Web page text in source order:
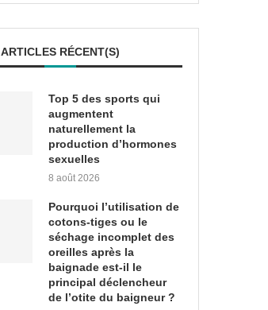
ARTICLES RÉCENT(S)
Top 5 des sports qui
augmentent
naturellement la
production d’hormones
sexuelles
8 août 2026
Pourquoi l’utilisation de
cotons-tiges ou le
séchage incomplet des
oreilles après la
baignade est-il le
principal déclencheur
de l’otite du baigneur ?